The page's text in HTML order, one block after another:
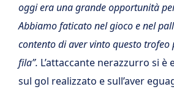
oggi era una grande opportunità
Abbiamo faticato nel gioco e nel
contento di aver vinto questo
fila”. L’attaccante nerazzurro si è
sul gol realizzato e sull’aver